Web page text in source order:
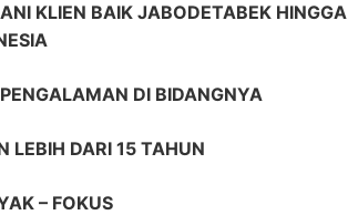
KLIEN BAIK JABODETABEK HINGGA
DI BIDANGNYA
LEBIH DARI 15 TAHUN
– FOKUS